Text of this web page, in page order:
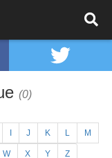
(0)
J K L M
W X Y Z